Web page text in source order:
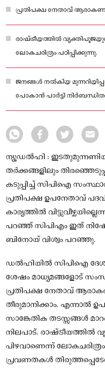
പ്രതിപക്ഷ നേതാവ്
രാഷ്ട്രീയത്തിൽ
ലോകചരിത്രം പഠിപ്പിക്കുന്നു.
ജനങ്ങൾ നൽകിയ
പോകാൻ പാർട്ടി
ന്യൂഡൽഹി :
തർക്കങ്ങളിലും
കടുപ്പിച്ച് സിപിഐ
പ്രതിപക്ഷ ഉപനേതാവ്
കാര്യത്തിൽ
പറഞ്ഞ് സിപിഎം ഇത്
ബിനോയ് വിശ്വം പറഞ്ഞു.
ഡൽഹിയിൽ സിപിഐ
ശേഷം മാധ്യമങ്ങളോട്
പ്രതിപക്ഷ നേതാവ്
തീരുമാനിക്കാം. എന്നാൽ
സാങ്കേതിക തടസ്സങ്ങൾ
നിലപാട്.
പിഴവാണെന്ന്
പ്രവണതകൾ